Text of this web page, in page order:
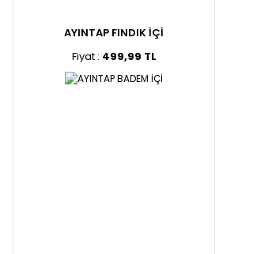
AYINTAP FINDIK İÇİ
Fiyat : 499,99 TL